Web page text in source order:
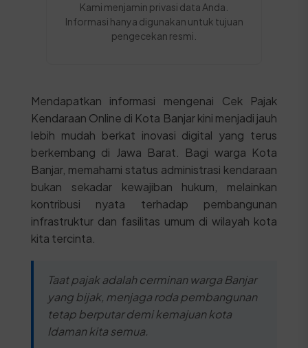
Kami menjamin privasi data Anda.
Informasi hanya digunakan untuk tujuan
pengecekan resmi.
Mendapatkan informasi mengenai Cek Pajak
Kendaraan Online di Kota Banjar kini menjadi jauh
lebih mudah berkat inovasi digital yang terus
berkembang di Jawa Barat. Bagi warga Kota
Banjar, memahami status administrasi kendaraan
bukan sekadar kewajiban hukum, melainkan
kontribusi nyata terhadap pembangunan
infrastruktur dan fasilitas umum di wilayah kota
kita tercinta.
Taat pajak adalah cerminan warga Banjar
yang bijak, menjaga roda pembangunan
tetap berputar demi kemajuan kota
Idaman kita semua.